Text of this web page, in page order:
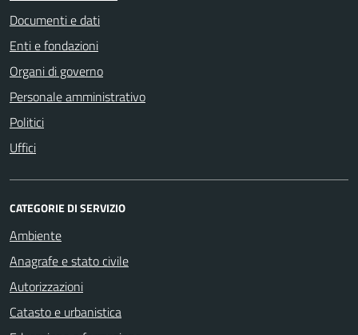
Documenti e dati
Enti e fondazioni
Organi di governo
Personale amministrativo
Politici
Uffici
CATEGORIE DI SERVIZIO
Ambiente
Anagrafe e stato civile
Autorizzazioni
Catasto e urbanistica